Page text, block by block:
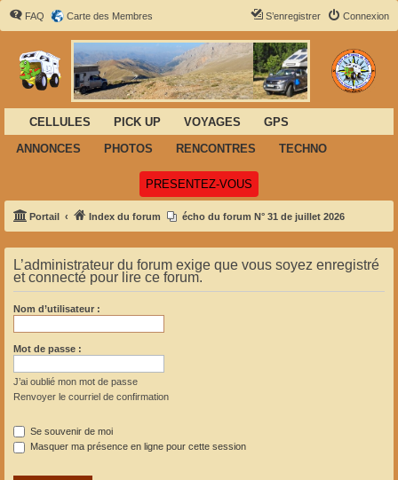
FAQ Carte des Membres Connexion
S’enregistrer
CELLULES PICK UP VOYAGES
GPS
ANNONCES
PHOTOS RENCONTRES TECHNO
PRESENTEZ-VOUS
Portail Index du forum écho du forum N° 31 de juillet 2026
L’administrateur du forum exige que vous soyez enregistré
et connecté pour lire ce forum.
Nom d’utilisateur :
Mot de passe :
J’ai oublié mon mot de passe
Renvoyer le courriel de confirmation
Se souvenir de moi
Masquer ma présence en ligne pour cette session